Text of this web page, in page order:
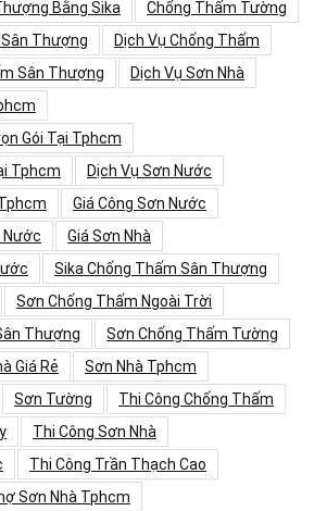
Bằng Sika
Chống Thấm Tường
Thượng
Dịch Vụ Chống Thấm
Sân Thượng
Dịch Vụ Sơn Nhà
Gói Tại Tphcm
Tphcm
Dịch Vụ Sơn Nước
Giá Công Sơn Nước
Nước
Giá Sơn Nhà
Sika Chống Thấm Sân Thượng
Sơn Chống Thấm Ngoài Trời
Thượng
Sơn Chống Thấm Tường
Giá Rẻ
Sơn Nhà Tphcm
Sơn Tường
Thi Công Chống Thấm
Thi Công Sơn Nhà
Thi Công Trần Thạch Cao
Sơn Nhà Tphcm